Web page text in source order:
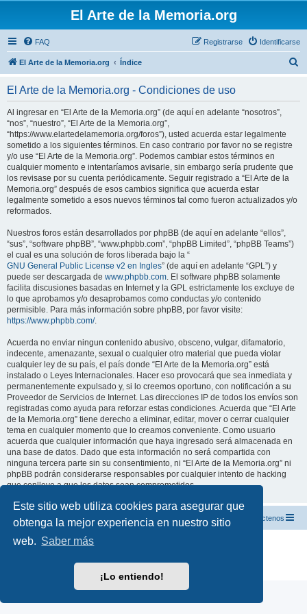
Este sitio web utiliza cookies para asegurar que
obtenga la mejor experiencia en nuestro sitio
web. Saber más
¡Lo entiendo!
El Arte de la Memoria.org
FAQ Identificarse
Registrarse
El Arte de la Memoria.org Índice
El Arte de la Memoria.org - Condiciones de uso
Al ingresar en “El Arte de la Memoria.org” (de aquí en adelante “nosotros”,
“nos”, “nuestro”, “El Arte de la Memoria.org”,
“https://www.elartedelamemoria.org/foros”), usted acuerda estar legalmente
sometido a los siguientes términos. En caso contrario por favor no se registre
y/o use “El Arte de la Memoria.org”. Podemos cambiar estos términos en
cualquier momento e intentaríamos avisarle, sin embargo sería prudente que
los revisase por su cuenta periódicamente. Seguir registrado a “El Arte de la
Memoria.org” después de esos cambios significa que acuerda estar
legalmente sometido a esos nuevos términos tal como fueron actualizados y/o
reformados.
Nuestros foros están desarrollados por phpBB (de aquí en adelante “ellos”,
“sus”, “software phpBB”, “www.phpbb.com”, “phpBB Limited”, “phpBB Teams”)
el cual es una solución de foros liberada bajo la “
GNU General Public License v2 en Ingles” (de aquí en adelante “GPL”) y
puede ser descargada de www.phpbb.com. El software phpBB solamente
facilita discusiones basadas en Internet y la GPL estrictamente los excluye de
lo que aprobamos y/o desaprobamos como conductas y/o contenido
permisible. Para más información sobre phpBB, por favor visite:
https://www.phpbb.com/.
Acuerda no enviar ningun contenido abusivo, obsceno, vulgar, difamatorio,
indecente, amenazante, sexual o cualquier otro material que pueda violar
cualquier ley de su país, el país donde “El Arte de la Memoria.org” está
instalado o Leyes Internacionales. Hacer eso provocará que sea inmediata y
permanentemente expulsado y, si lo creemos oportuno, con notificación a su
Proveedor de Servicios de Internet. Las direcciones IP de todos los envíos son
registradas como ayuda para reforzar estas condiciones. Acuerda que “El Arte
de la Memoria.org” tiene derecho a eliminar, editar, mover o cerrar cualquier
tema en cualquier momento que lo creamos conveniente. Como usuario
acuerda que cualquier información que haya ingresado será almacenada en
una base de datos. Dado que esta información no será compartida con
ninguna tercera parte sin su consentimiento, ni “El Arte de la Memoria.org” ni
phpBB podrán considerarse responsables por cualquier intento de hacking
que conlleve a que los datos sean comprometidos.
El Arte de la Memoria.org Índice Contáctenos
Desarrollado por
Condiciones